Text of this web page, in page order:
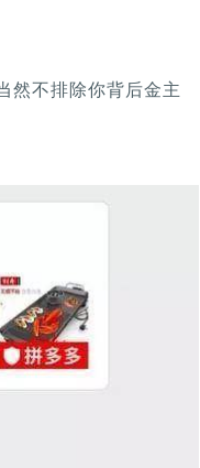
然不排除你背后金主